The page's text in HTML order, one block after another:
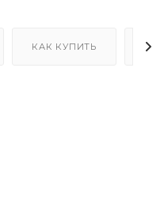
КАК КУПИТЬ